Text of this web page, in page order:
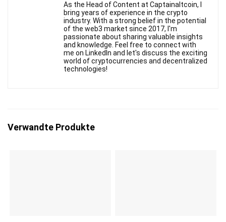
As the Head of Content at Captainaltcoin, I
bring years of experience in the crypto
industry. With a strong belief in the potential
of the web3 market since 2017, I'm
passionate about sharing valuable insights
and knowledge. Feel free to connect with
me on LinkedIn and let's discuss the exciting
world of cryptocurrencies and decentralized
technologies!
Verwandte Produkte